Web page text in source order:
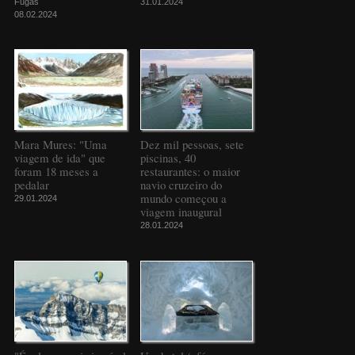
08.02.2024
Mara Mures: "Uma
viagem de ida" que
foram 18 meses a
pedalar
29.01.2024
Dez mil pessoas, sete
piscinas, 40
restaurantes: o maior
navio cruzeiro do
mundo começou a
viagem inaugural
28.01.2024